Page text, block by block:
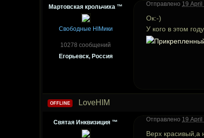
Мартовская крольчиха ™
Свободные HIMики
10278 сообщений
Егорьевск, Россия
Отправлено 19 April
Ок:-)
У кого в этом
OFFLINE LoveHIM
Святая Инквизиция ™ Отправлено 19 April
Верх красивый,а